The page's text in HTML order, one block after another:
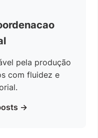
pela produção
com fluidez e
→